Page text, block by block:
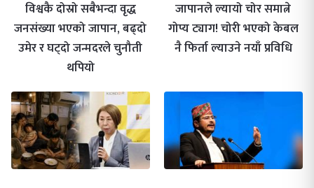
विश्वकै दोस्रो सबैभन्दा वृद्ध
जनसंख्या भएको जापान, बढ्दो
उमेर र घट्दो जन्मदरले चुनौती
थपियो
जापानले ल्यायो चोर समात्ने
गोप्य ट्याग! चोरी भएको केबल
नै फिर्ता ल्याउने नयाँ प्रविधि